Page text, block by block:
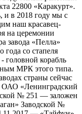
22800 «Каракурт».
и в 2018 году мы с
наш красавец-
на церемонии
завода «Пелла»
со стапеля
головной корабль
МРК этого типа.
страны сейчас
ОАО «Ленинградский
№ 251 — заложен
Заводской №